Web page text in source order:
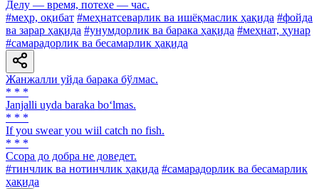
Делу — время, потехе — час.
#меҳр, оқибат #меҳнатсеварлик ва ишёқмаслик ҳақида #фойда
ва зарар ҳақида #унумдорлик ва барака ҳақида #меҳнат, ҳунар
#самарадорлик ва бесамарлик ҳақида
Жанжалли уйда барака бўлмас.
* * *
Janjalli uyda baraka bo‘lmas.
* * *
If you swear you wiil catch no fish.
* * *
Ссора до добра не доведет.
#тинчлик ва нотинчлик ҳақида #самарадорлик ва бесамарлик
ҳақида